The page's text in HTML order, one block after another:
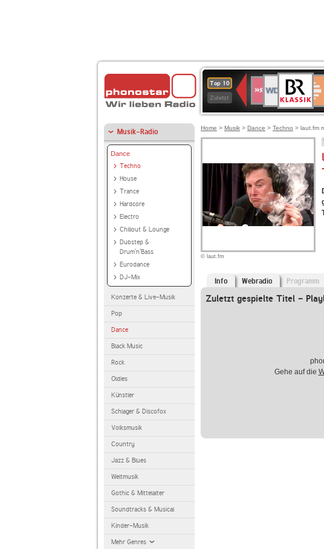
Top 10
Zuletzt
80er
90er
OLDIE
ANTENNE
4
BR-
KLASSIKKultur
SWR
Kultur
NDR
2
Musik-Radio
Dance
Techno
House
Trance
Hardcore
Electro
Chillout & Lounge
Dubstep &
Drum'n'Bass
Eurodance
DJ-Mix
Konzerte & Live-Musik
Pop
Dance
Black Music
Rock
Oldies
Künstler
Schlager & Discofox
Volksmusik
Country
Jazz & Blues
Weltmusik
Gothic & Mittelalter
Soundtracks & Musical
Kinder-Musik
Mehr Genres
Home > Musik > Dance > Techno > laut.fm
© laut.fm
Info Webradio Programm
Zuletzt gespielte Titel -
Gehe auf die